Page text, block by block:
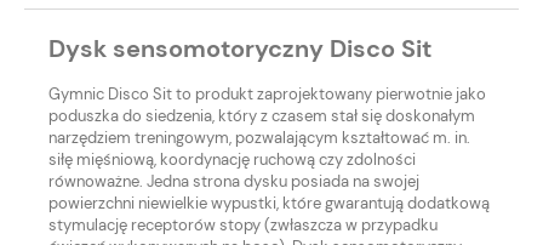
Dysk sensomotoryczny Disco Sit
Gymnic Disco Sit to produkt zaprojektowany pierwotnie jako
poduszka do siedzenia, który z czasem stał się doskonałym
narzędziem treningowym, pozwalającym kształtować m. in.
siłę mięśniową, koordynację ruchową czy zdolności
równoważne. Jedna strona dysku posiada na swojej
powierzchni niewielkie wypustki, które gwarantują dodatkową
stymulację receptorów stopy (zwłaszcza w przypadku